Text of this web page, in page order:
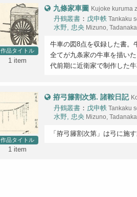
作品タイトル
1 item
九條家車圖 Kujoke kuruma
丹鶴叢書： 戊申帙 Tankaku
水野, 忠央Mizuno,
牛車の図8点を収録した書。
全てが九条家の牛車を描い
代前期に近衛家で制作した
作品タイトル
1 item
拵弓籐割次第. 諸鞍日記
丹鶴叢書： 戊申帙 Tankaku
水野, 忠央Mizuno,
「拵弓籐割次第」は弓に施